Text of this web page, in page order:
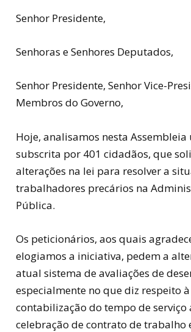
Senhor Presidente,
Senhoras e Senhores Deputados,
Senhor Presidente, Senhor Vice-
Membros do Governo,
Hoje, analisamos nesta Assembleia
subscrita por 401 cidadãos, que
alterações na lei para resolver a
trabalhadores precários na
Pública.
Os peticionários, aos quais
elogiamos a iniciativa, pedem a
atual sistema de avaliações de
especialmente no que diz respeito à
contabilização do tempo de serviço
celebração de contrato de trabalho